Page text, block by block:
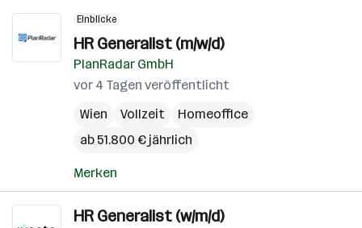
Einblicke
HR Generalist (m/w/d)
PlanRadar GmbH
vor 4 Tagen veröffentlicht
Wien
Vollzeit
Homeoffice
ab 51.800 € jährlich
Merken
HR Generalist (w/m/d)